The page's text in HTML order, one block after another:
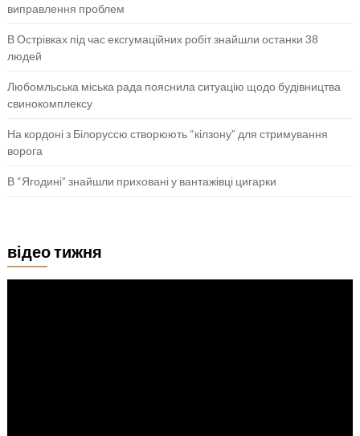
виправлення проблем
В Острівках під час ексгумаційних робіт знайшли останки 38
людей
Любомльська міська рада пояснила ситуацію щодо будівництва
свинокомплексу
На кордоні з Білоруссю створюють “кілзону” для стримування
ворога
В “Ягодині” знайшли приховані у вантажівці цигарки
відео тижня